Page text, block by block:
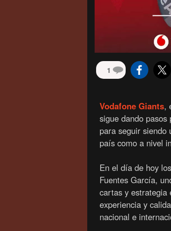
1
Vodafone Giants,
sigue dando
para seguir siendo
país como a nivel
En el día de hoy
Fuentes García,
cartas y estrategia
experiencia y
nacional e